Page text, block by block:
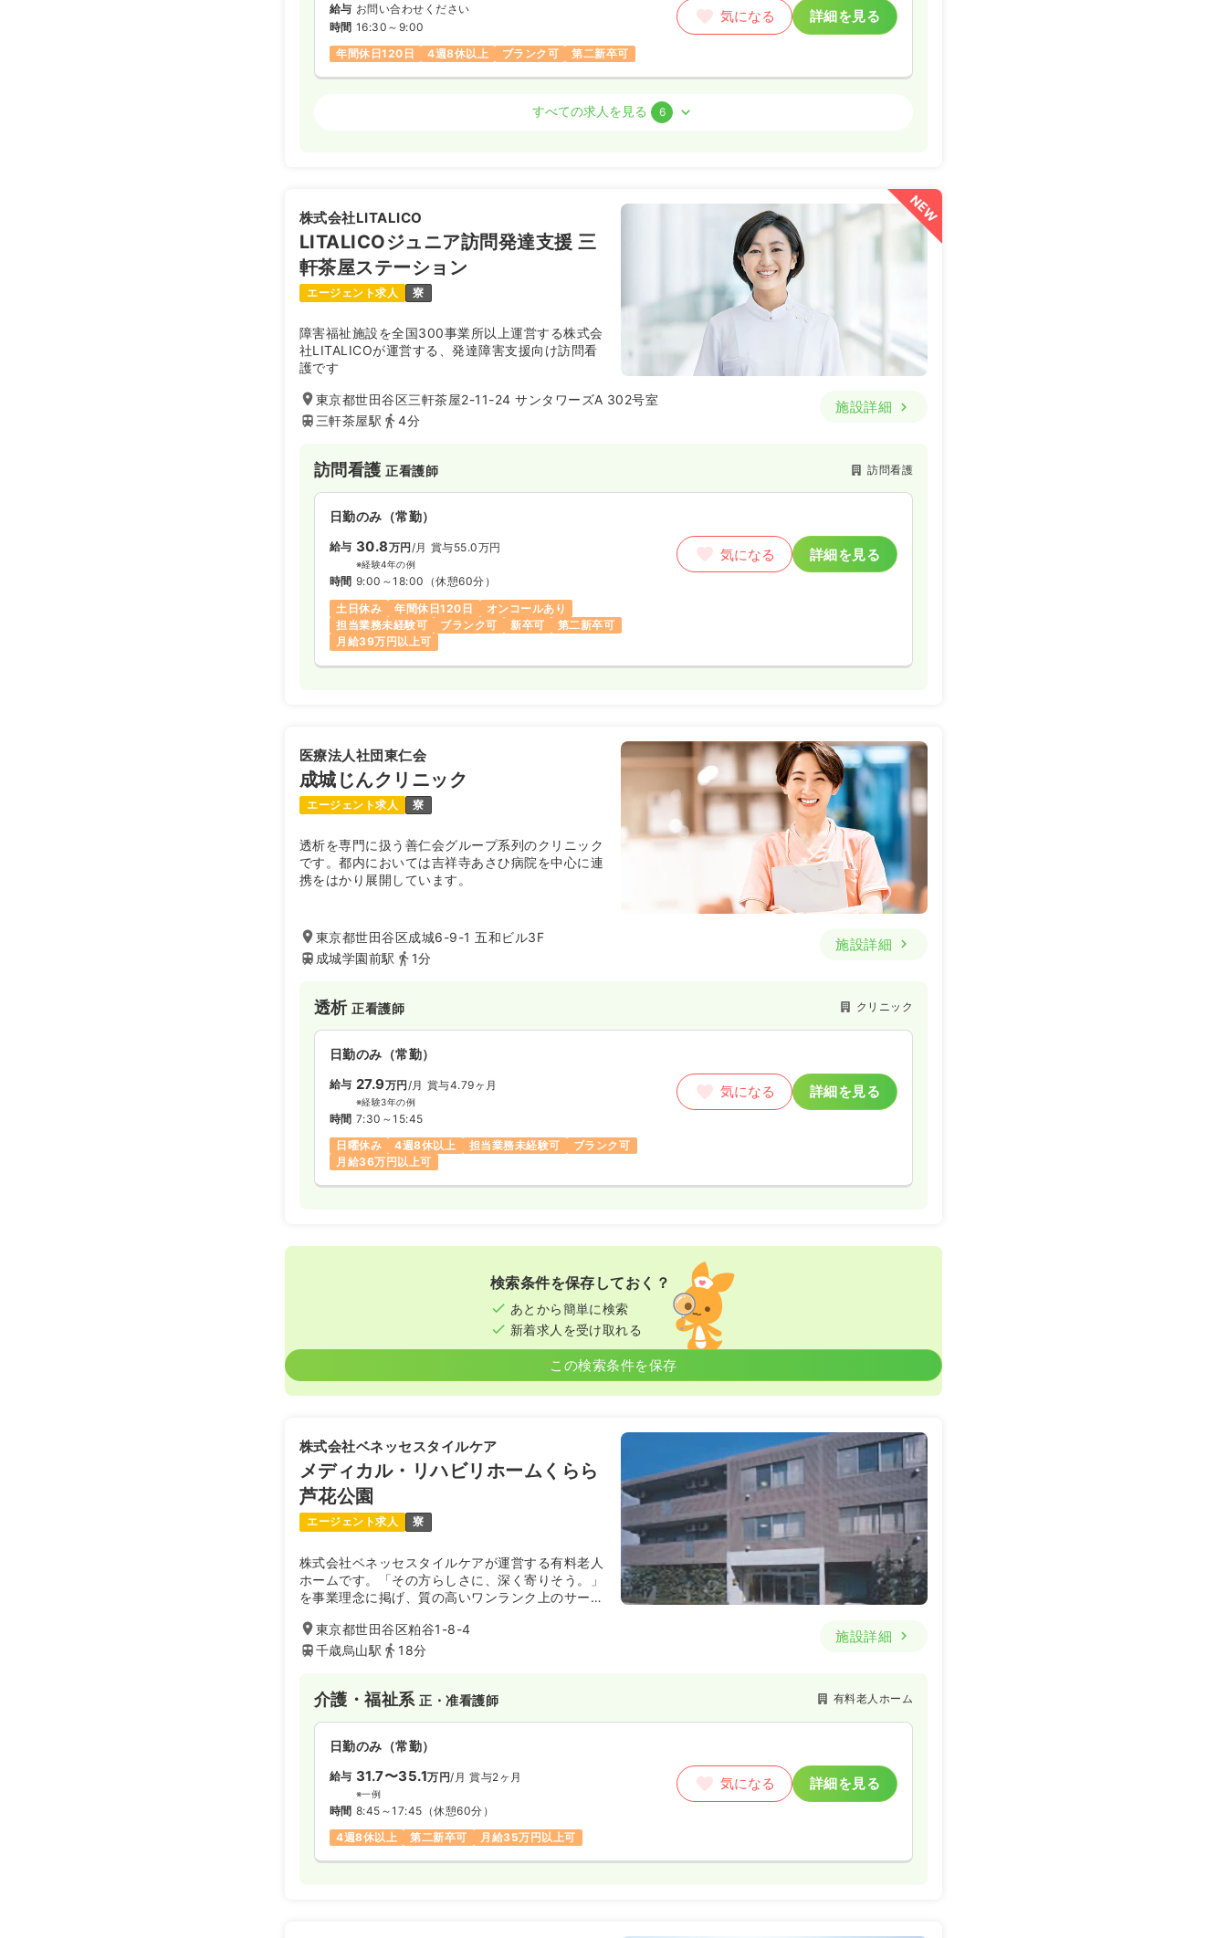
給与 お問い合わせください
時間 16:30～9:00
年間休日120日
4週8休以上 ブランク可 第二新卒可
気になる 詳細を見る
時間 8:30～17:00
日祝休み
年間休日120日 4週8休以上
オンコールあり
月給32万円以上可
2交代（常勤） 一時募集休止
※経験5年の例
時間 8:30～17:00
詳細を見る
外来
日勤のみ（常勤） 一時募集休止
給与 27.6万円〜/月
時間 9:00～16:00
4週8休以上
担当業務未経験可
日勤のみ（常勤） 一時募集休止
給与 25.3 万円 /月 賞与101.5万円
※経験4年の例
年間休日121日
4週8休以上 月給27万円以上可
気になる 詳細を見る
一時募集休止
給与 30.6万円/月 賞与101.5万円
※経験4年の例
年間休日121日
詳細を見る
お問い合わせください
時間 16:30～9:00
年間休日121日
4週8休以上
気になる 詳細を見る
すべての求人を見る 6
NEW
株式会社LITALICO
LITALICOジュニア訪問発達支援 三
軒茶屋ステーション
エージェント求人 寮
障害福祉施設を全国300事業所以上運営する株式会
社LITALICOが運営する、発達障害支援向け訪問看
護です
東京都世田谷区三軒茶屋2-11-24 サンタワーズA 302号室
三軒茶屋駅
4分
施設詳細
訪問看護正看護師 訪問看護
日勤のみ（常勤）
給与 30.8万円/月 賞与55.0万円
※経験4年の例
時間 9:00～18:00 （休憩60分）
土日休み
年間休日120日
オンコールあり
担当業務未経験可
ブランク可 新卒可
第二新卒可
月給39万円以上可
気になる 詳細を見る
医療法人社団東仁会
成城じんクリニック
エージェント求人 寮
透析を専門に扱う善仁会グループ系列のクリニック
です。都内においては吉祥寺あさひ病院を中心に連
携をはかり展開しています。
東京都世田谷区成城6-9-1 五和ビル3F
成城学園前駅
1分
施設詳細
透析正看護師 クリニック
日勤のみ（常勤）
給与 27.9万円 /月 賞与4.79ヶ月
※経験3年の例
時間 7:30～15:45
日曜休み
4週8休以上 担当業務未経験可
ブランク可
月給36万円以上可
気になる 詳細を見る
検索条件を保存しておく？
あとから簡単に検索
新着求人を受け取れる
この検索条件を保存
株式会社ベネッセスタイルケア
メディカル・リハビリホームくらら
芦花公園
エージェント求人 寮
株式会社ベネッセスタイルケアが運営する有料老人
ホームです。「その方らしさに、深く寄りそう。」
を事業理念に掲げ、質の高いワンランク上のサービ
すい立地です。
東京都世田谷区粕谷1-8-4
千歳烏山駅
18分
施設詳細
介護・福祉系正・准看護師 有料老人ホーム
日勤のみ（常勤）
給与 31.7〜35.1万円/月 賞与2ヶ月
※一例
時間 8:45～17:45 （休憩60分）
4週8休以上
第二新卒可 月給35万円以上可
気になる 詳細を見る